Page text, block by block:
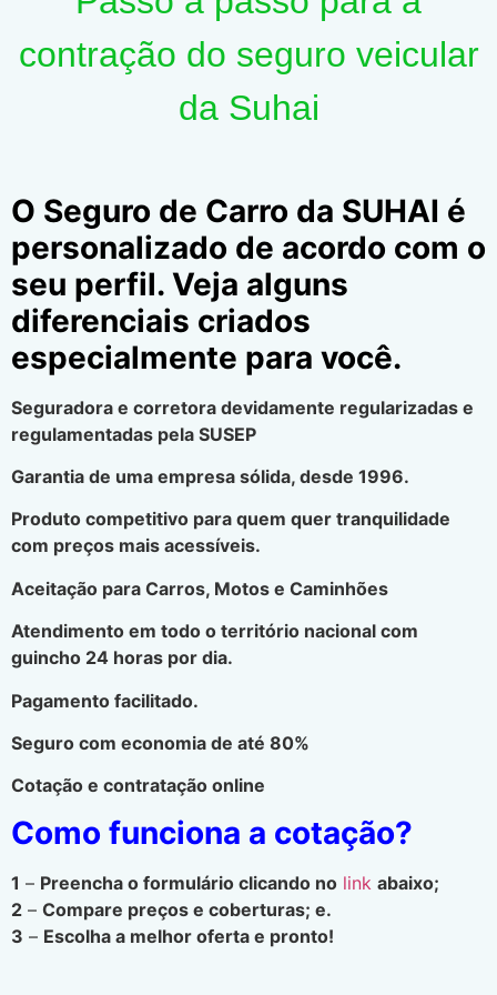
contração do seguro veicular
da Suhai
O Seguro de Carro da SUHAI é
personalizado de acordo com o
seu perfil. Veja alguns
diferenciais criados
especialmente para você.
Seguradora e corretora devidamente regularizadas e
regulamentadas pela SUSEP
Garantia de uma empresa sólida, desde 1996.
Produto competitivo para quem quer tranquilidade
com preços mais acessíveis.
Aceitação para Carros, Motos e Caminhões
Atendimento em todo o território nacional com
guincho 24 horas por dia.
Pagamento facilitado.
Seguro com economia de até 80%
Cotação e contratação online
Como funciona a cotação?
1 – Preencha o formulário clicando no link abaixo;
2 – Compare preços e coberturas; e.
3 – Escolha a melhor oferta e pronto!